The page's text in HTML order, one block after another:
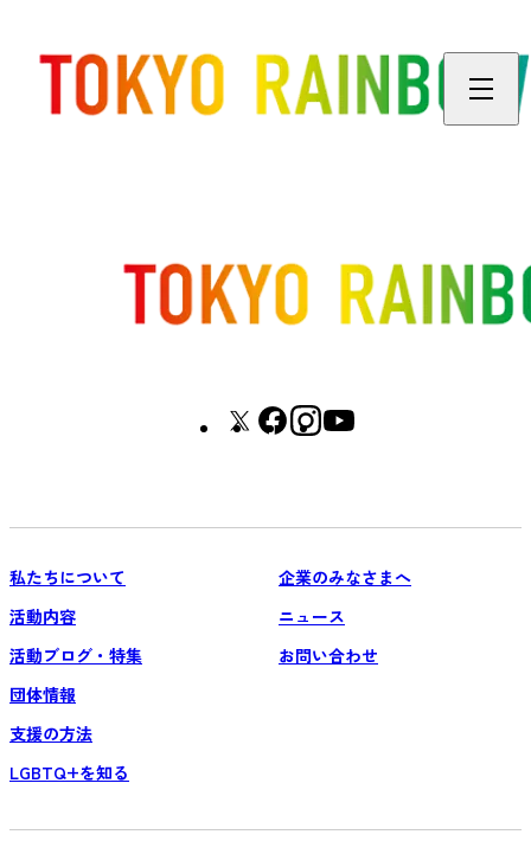
私たちについて
活動内容
活動ブログ・特集
団体情報
支援の方法
LGBTQ+を知る
企業のみなさまへ
ニュース
お問い合わせ